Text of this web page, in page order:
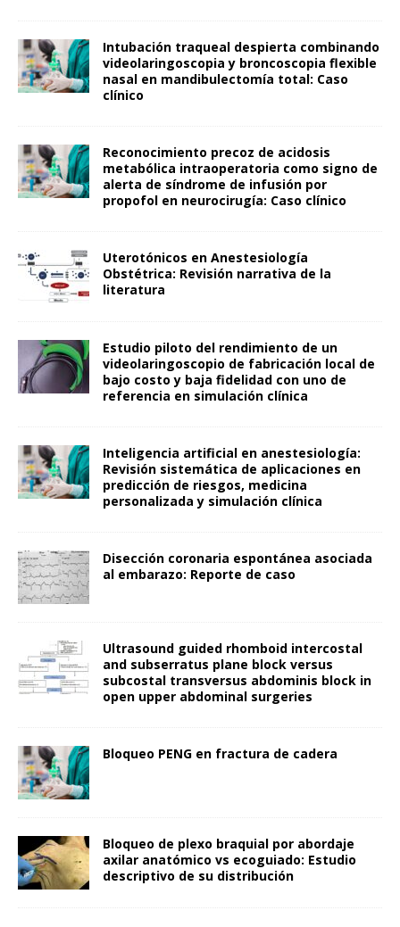
Intubación traqueal despierta combinando
videolaringoscopia y broncoscopia flexible
nasal en mandibulectomía total: Caso
clínico
Reconocimiento precoz de acidosis
metabólica intraoperatoria como signo de
alerta de síndrome de infusión por
propofol en neurocirugía: Caso clínico
Uterotónicos en Anestesiología
Obstétrica: Revisión narrativa de la
literatura
Estudio piloto del rendimiento de un
videolaringoscopio de fabricación local de
bajo costo y baja fidelidad con uno de
referencia en simulación clínica
Inteligencia artificial en anestesiología:
Revisión sistemática de aplicaciones en
predicción de riesgos, medicina
personalizada y simulación clínica
Disección coronaria espontánea asociada
al embarazo: Reporte de caso
Ultrasound guided rhomboid intercostal
and subserratus plane block versus
subcostal transversus abdominis block in
open upper abdominal surgeries
Bloqueo PENG en fractura de cadera
Bloqueo de plexo braquial por abordaje
axilar anatómico vs ecoguiado: Estudio
descriptivo de su distribución